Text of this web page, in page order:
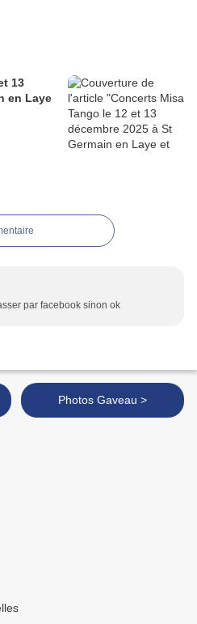
13
en Laye
par facebook sinon ok
Photos Gaveau >